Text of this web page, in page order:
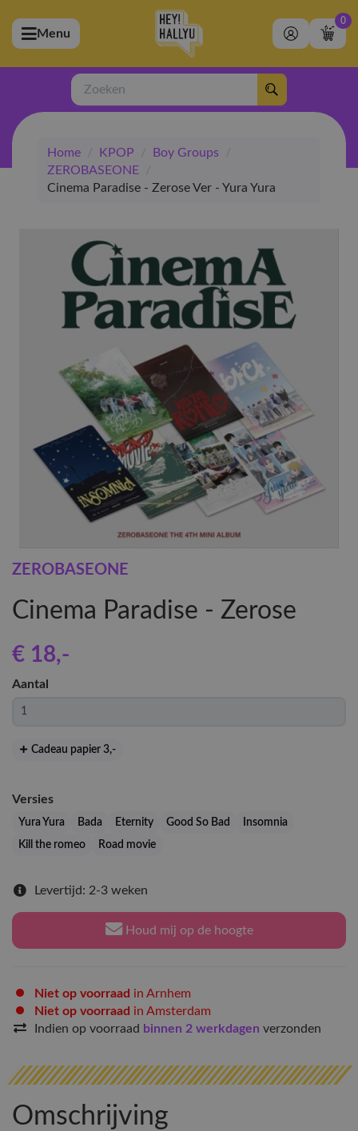
(Artiesten)
(Merchandise)
(Exclusive)
(Winkel)
Menu
0
Zoeken
Home / KPOP / Boy Groups
/
ZEROBASEONE
/
Cinema Paradise - Zerose Ver - Yura Yura
ZEROBASEONE
Cinema Paradise - Zerose
€ 18,-
Aantal
Cadeau papier 3,-
Versies
Yura Yura Bada Eternity Good So Bad
Insomnia
Kill the romeo
Road movie
Levertijd: 2-3 weken
Houd mij op de hoogte
Niet op voorraad in Arnhem
Niet op voorraad in Amsterdam
Indien op voorraad binnen 2 werkdagen verzonden
Omschrijving